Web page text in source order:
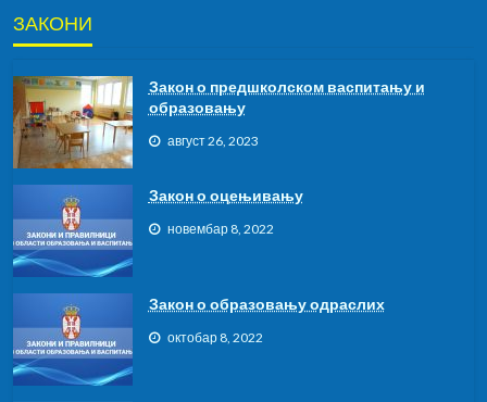
ЗАКОНИ
Закон о предшколском васпитању и
образовању
август 26, 2023
Закон о оцењивању
новембар 8, 2022
Закон о образовању одраслих
октобар 8, 2022